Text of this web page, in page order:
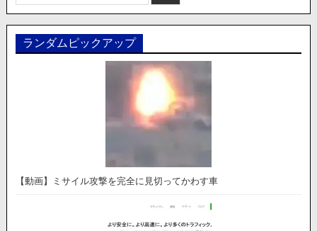
索:
ランダムピックアップ
【動画】ミサイル攻撃を完全に見切ってかわす車